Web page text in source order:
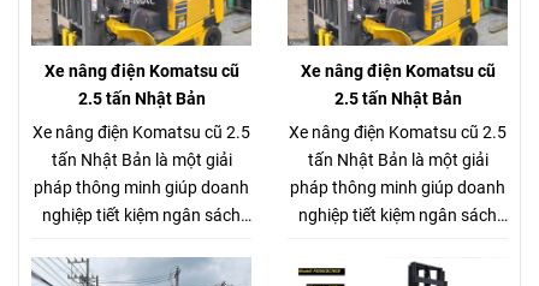
Xe nâng điện Komatsu cũ
2.5 tấn Nhật Bản
Xe nâng điện Komatsu cũ 2.5
tấn Nhật Bản là một giải
pháp thông minh giúp doanh
nghiệp tiết kiệm ngân sách
hoạt động. Dòng xe nâng
Xe nâng điện Komatsu cũ
2.5 tấn Nhật Bản
Xe nâng điện Komatsu cũ 2.5
tấn Nhật Bản là một giải
pháp thông minh giúp doanh
nghiệp tiết kiệm ngân sách
hoạt động. Dòng xe nâng